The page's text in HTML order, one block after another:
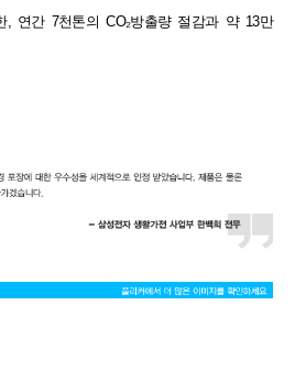
, 연간 7천톤의 CO₂방출량 절감과 약 13만